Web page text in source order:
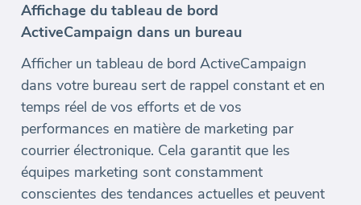
Affichage du tableau de bord
ActiveCampaign dans un bureau
Afficher un tableau de bord ActiveCampaign
dans votre bureau sert de rappel constant et en
temps réel de vos efforts et de vos
performances en matière de marketing par
courrier électronique. Cela garantit que les
équipes marketing sont constamment
conscientes des tendances actuelles et peuvent